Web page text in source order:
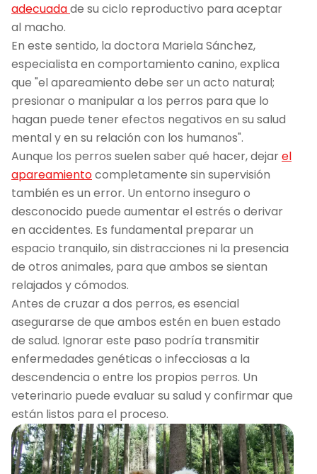
adecuadade su ciclo reproductivo para aceptar
al macho.
En este sentido, la doctora Mariela Sánchez,
especialista en comportamiento canino, explica
que "el apareamiento debe ser un acto natural;
presionar o manipular a los perros para que lo
hagan puede tener efectos negativos en su salud
mental y en su relación con los humanos".
Aunque los perros suelen saber qué hacer, dejarel
apareamientocompletamente sin supervisión
también es un error. Un entorno inseguro o
desconocido puede aumentar el estrés o derivar
en accidentes. Es fundamental preparar un
espacio tranquilo, sin distracciones ni la presencia
de otros animales, para que ambos se sientan
relajados y cómodos.
Antes de cruzar a dos perros, es esencial
asegurarse de que ambos estén en buen estado
de salud. Ignorar este paso podría transmitir
enfermedades genéticas o infecciosas a la
descendencia o entre los propios perros. Un
veterinario puede evaluar su salud y confirmar que
están listos para el proceso.